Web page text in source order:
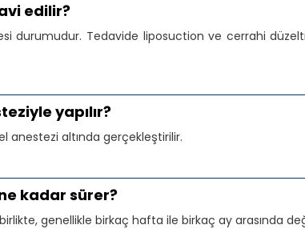
edilir?
durumudur. Tedavide liposuction ve cerrahi
yapılır?
anestezi altında gerçekleştirilir.
kadar sürer?
genellikle birkaç hafta ile birkaç ay arasında